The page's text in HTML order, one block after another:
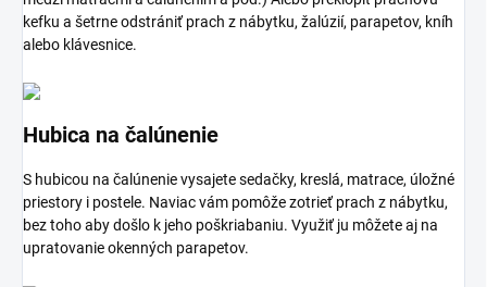
kefku a šetrne odstrániť prach z nábytku, žalúzií, parapetov, kníh
alebo klávesnice.
Hubica na čalúnenie
S hubicou na čalúnenie vysajete sedačky, kreslá, matrace, úložné
priestory i postele. Naviac vám pomôže zotrieť prach z nábytku,
bez toho aby došlo k jeho poškriabaniu. Využiť ju môžete aj na
upratovanie okenných parapetov.